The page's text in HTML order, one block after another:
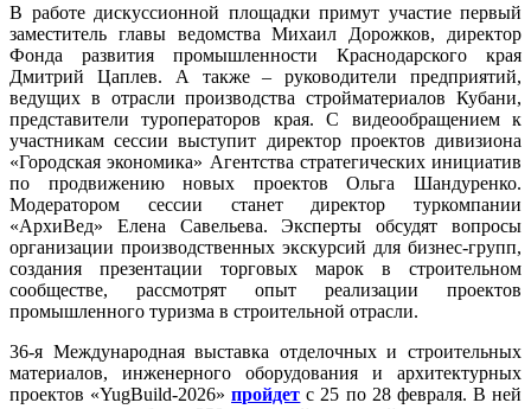
В работе дискуссионной площадки примут участие первый
заместитель главы ведомства Михаил Дорожков, директор
Фонда развития промышленности Краснодарского края
Дмитрий Цаплев. А также – руководители предприятий,
ведущих в отрасли производства стройматериалов Кубани,
представители туроператоров края. С видеообращением к
участникам сессии выступит директор проектов дивизиона
«Городская экономика» Агентства стратегических инициатив
по продвижению новых проектов Ольга Шандуренко.
Модератором сессии станет директор туркомпании
«АрхиВед» Елена Савельева. Эксперты обсудят вопросы
организации производственных экскурсий для бизнес-групп,
создания презентации торговых марок в строительном
сообществе, рассмотрят опыт реализации проектов
промышленного туризма в строительной отрасли.
36-я Международная выставка отделочных и строительных
материалов, инженерного оборудования и архитектурных
проектов «YugBuild-2026»пройдет с 25 по 28 февраля. В ней